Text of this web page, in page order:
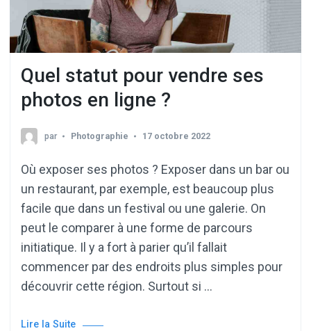
Quel statut pour vendre ses
photos en ligne ?
par Photographie 17 octobre 2022
Où exposer ses photos ? Exposer dans un bar ou
un restaurant, par exemple, est beaucoup plus
facile que dans un festival ou une galerie. On
peut le comparer à une forme de parcours
initiatique. Il y a fort à parier qu’il fallait
commencer par des endroits plus simples pour
découvrir cette région. Surtout si …
Lire la Suite